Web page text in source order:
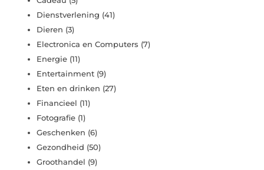
Dienstverlening (41)
Dieren (3)
Electronica en Computers (7)
Energie (11)
Entertainment (9)
Eten en drinken (27)
Financieel (11)
Fotografie (1)
Geschenken (6)
Gezondheid (50)
Groothandel (9)